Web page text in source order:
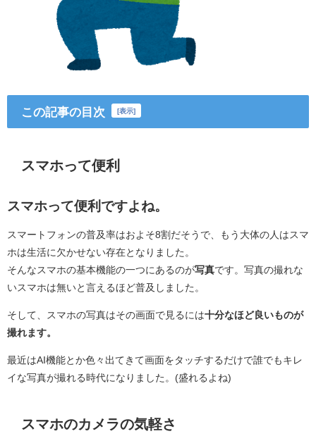
この記事の目次 [表示]
スマホって便利
スマホって便利ですよね。
スマートフォンの普及率はおよそ8割だそうで、もう大体の人はスマ
ホは生活に欠かせない存在となりました。
そんなスマホの基本機能の一つにあるのが写真です。写真の撮れな
いスマホは無いと言えるほど普及しました。
そして、スマホの写真はその画面で見るには十分なほど良いものが
撮れます。
最近はAI機能とか色々出てきて画面をタッチするだけで誰でもキレ
イな写真が撮れる時代になりました。(盛れるよね)
スマホのカメラの気軽さ